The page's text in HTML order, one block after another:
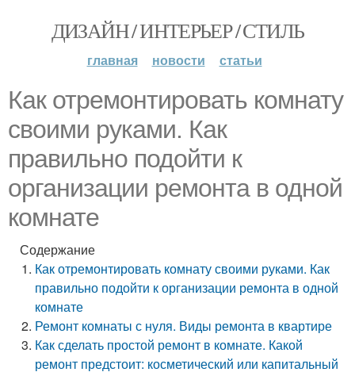
ДИЗАЙН / ИНТЕРЬЕР / СТИЛЬ
главная новости статьи
Как отремонтировать комнату
своими руками. Как
правильно подойти к
организации ремонта в одной
комнате
Содержание
Как отремонтировать комнату своими руками. Как
правильно подойти к организации ремонта в одной
комнате
Ремонт комнаты с нуля. Виды ремонта в квартире
Как сделать простой ремонт в комнате. Какой
ремонт предстоит: косметический или капитальный